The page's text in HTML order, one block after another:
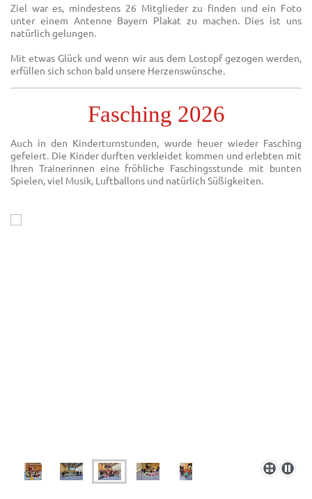
Ziel war es, mindestens 26 Mitglieder zu finden und ein Foto
unter einem Antenne Bayern Plakat zu machen. Dies ist uns
natürlich gelungen.
Mit etwas Glück und wenn wir aus dem Lostopf gezogen werden,
erfüllen sich schon bald unsere Herzenswünsche.
Fasching 2026
Auch in den Kinderturnstunden, wurde heuer wieder Fasching
gefeiert. Die Kinder durften verkleidet kommen und erlebten mit
Ihren Trainerinnen eine fröhliche Faschingsstunde mit bunten
Spielen, viel Musik, Luftballons und natürlich Süßigkeiten.